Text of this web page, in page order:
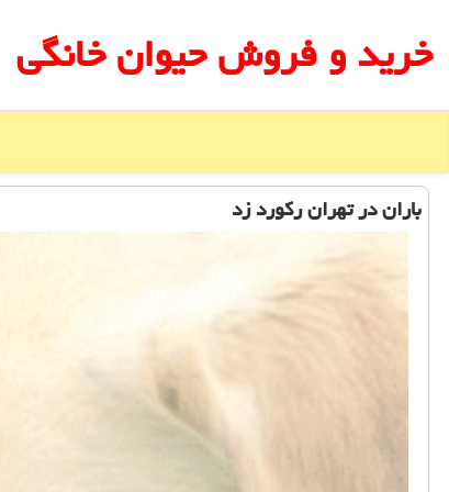
خرید و فروش حیوان خانگی
باران در تهران ركورد زد